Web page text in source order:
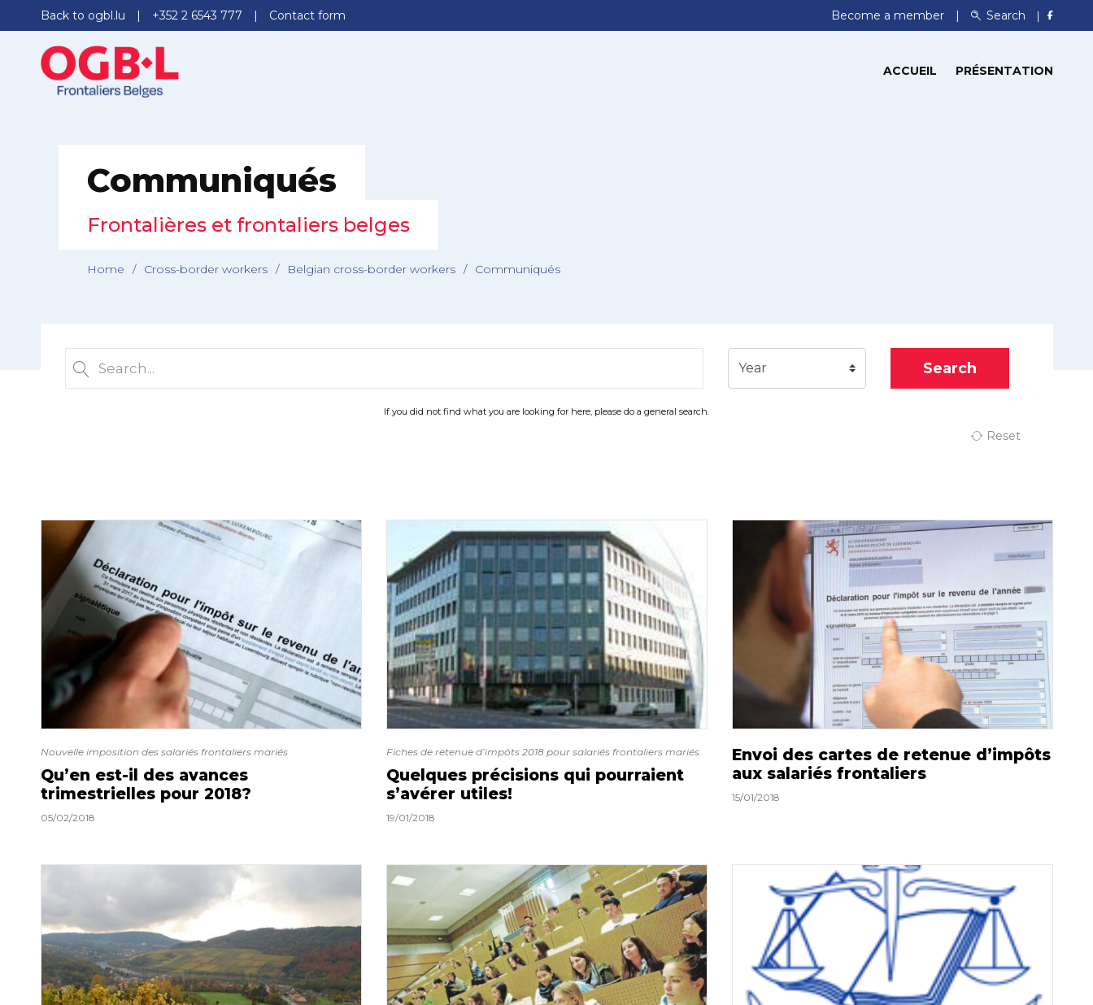
Back to ogbl.lu +352 2 6543 777 Contact form Become a member Search
ACCUEIL PRÉSENTATION
Communiqués
Frontalières et frontaliers belges
Home / Cross-border workers / Belgian cross-border workers / Communiqués
Year Search
If you did not find what you are looking for here, please do a general search.
Reset
Nouvelle imposition des salariés frontaliers mariés
Qu’en est-il des avances
trimestrielles pour 2018?
05/02/2018
Fiches de retenue d’impôts 2018 pour salariés frontaliers mariés
Quelques précisions qui pourraient
s’avérer utiles!
19/01/2018
Envoi des cartes de retenue d’impôts
aux salariés frontaliers
15/01/2018